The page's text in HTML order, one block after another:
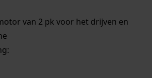
van 2 pk voor het drijven en